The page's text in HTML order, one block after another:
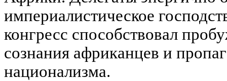
империалистическое
конгресс способствовал
сознания африканцев и
национализма.